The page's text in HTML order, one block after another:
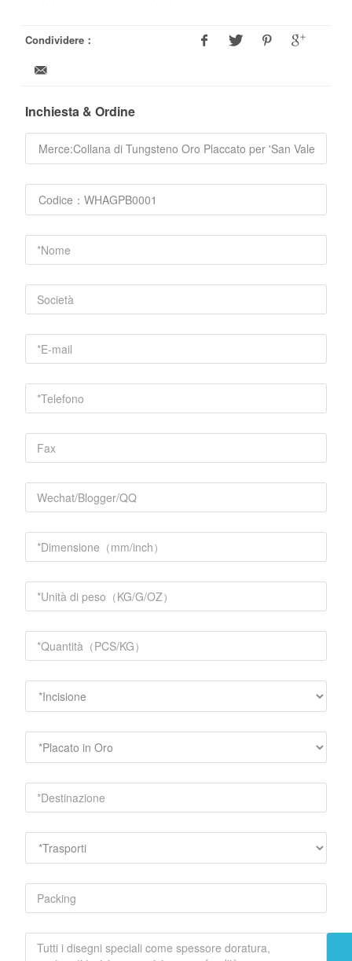
Condividere：
Inchiesta & Ordine